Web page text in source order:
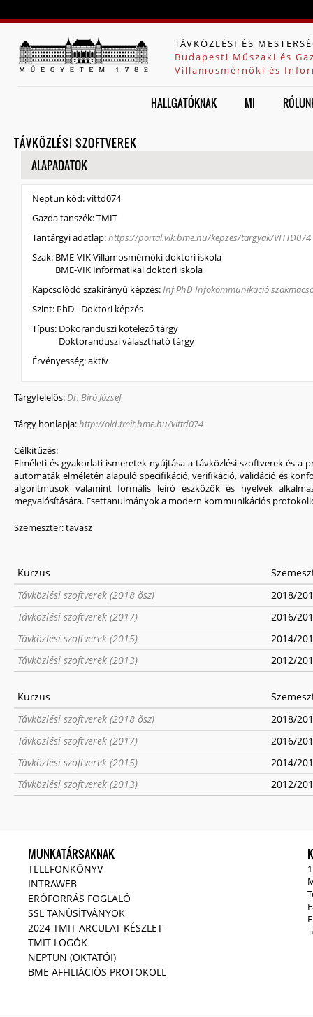
TÁVKÖZLÉSI ÉS
Budapesti Műszaki és
Villamosmérnöki és
HALLGATÓKNAK MI
TÁVKÖZLÉSI SZOFTVEREK
ELREJT
ALAPADATOK
Neptun kód:vittd074
Gazda tanszék:TMIT
Tantárgyi adatlap:https://portal.vik.bme.hu/kepzes/targyak/VITTD074
Szak: BME-VIK Villamosmérnöki doktori iskola
BME-VIK Informatikai doktori iskola
Kapcsolódó szakirányú képzés: Inf PhD Infokommunikáció
Szint: PhD - Doktori képzés
Típus: Dokoranduszi kötelező tárgy
Doktoranduszi választható tárgy
Érvényesség:aktív
Tárgyfelelős: Dr. Bíró József
Tárgy honlapja:http://old.tmit.bme.hu/vittd074
Célkitűzés:
Elméleti és gyakorlati ismeretek nyújtása a távközlési szoftverek és
automaták elméletén alapuló specifikáció, verifikáció, validáció és
algoritmusok valamint formális leíró eszközök és nyelvek
megvalósítására. Esettanulmányok a modern kommunikációs
Szemeszter:tavasz
Kurzus
Távközlési szoftverek (2018 ősz)
2018/
Távközlési szoftverek (2017)
2016/
Távközlési szoftverek (2015)
2014/
Távközlési szoftverek (2013)
2012/
Kurzus
Távközlési szoftverek (2018 ősz)
2018/
Távközlési szoftverek (2017)
2016/
Távközlési szoftverek (2015)
2014/
Távközlési szoftverek (2013)
2012/
MUNKATÁRSAKNAK
TELEFONKÖNYV
INTRAWEB
ERŐFORRÁS FOGLALÓ
SSL TANÚSÍTVÁNYOK
2024 TMIT ARCULAT KÉSZLET
TMIT LOGÓK
NEPTUN (OKTATÓI)
BME AFFILIÁCIÓS PROTOKOLL